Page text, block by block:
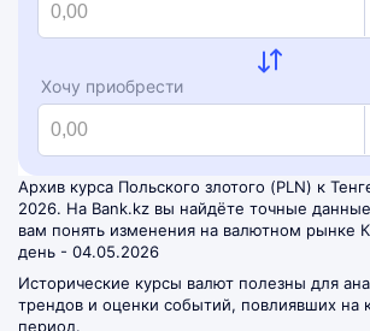
Хочу приобрести
Архив курса Польского злотого (PLN) к
2026. На Bank.kz вы найдёте точные
вам понять изменения на валютном рынке
день - 04.05.2026
Исторические курсы валют полезны для
трендов и оценки событий, повлиявших на
период.